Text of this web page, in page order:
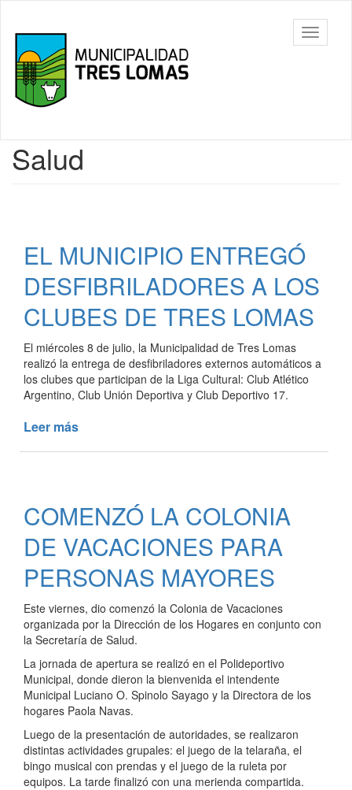
contenido
principal
Tres
Lomas
barra
Contenido
Salud
EL MUNICIPIO ENTREGÓ
DESFIBRILADORES A LOS
CLUBES DE TRES LOMAS
El miércoles 8 de julio, la Municipalidad de Tres Lomas
realizó la entrega de desfibriladores externos automáticos a
los clubes que participan de la Liga Cultural: Club Atlético
Argentino, Club Unión Deportiva y Club Deportivo 17.
Leer más
A
LOS
CLUBES
DE
TRES
LOMAS
COMENZÓ LA COLONIA
DE VACACIONES PARA
PERSONAS MAYORES
Este viernes, dio comenzó la Colonia de Vacaciones
organizada por la Dirección de los Hogares en conjunto con
la Secretaría de Salud.
La jornada de apertura se realizó en el Polideportivo
Municipal, donde dieron la bienvenida el intendente
Municipal Luciano O. Spinolo Sayago y la Directora de los
hogares Paola Navas.
Luego de la presentación de autoridades, se realizaron
distintas actividades grupales: el juego de la telaraña, el
bingo musical con prendas y el juego de la ruleta por
equipos. La tarde finalizó con una merienda compartida.